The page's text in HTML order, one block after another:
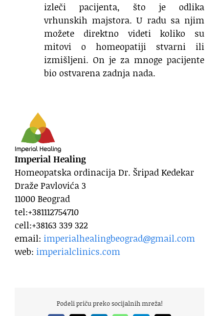
izleči pacijenta, što je odlika
vrhunskih majstora. U radu sa njim
možete direktno videti koliko su
mitovi o homeopatiji stvarni ili
izmišljeni. On je za mnoge pacijente
bio ostvarena zadnja nada.
Imperial Healing
Homeopatska ordinacija Dr. Šripad Kedekar
Draže Pavlovića 3
11000 Beograd
tel:+381112754710
cell:+38163 339 322
email: imperialhealingbeograd@gmail.com
web: imperialclinics.com
Podeli priču preko socijalnih mreža!